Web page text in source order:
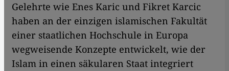
Gelehrte wie Enes Karic und Fikret Karcic
haben an der einzigen islamischen Fakultät
einer staatlichen Hochschule in Europa
wegweisende Konzepte entwickelt, wie der
Islam in einen säkularen Staat integriert